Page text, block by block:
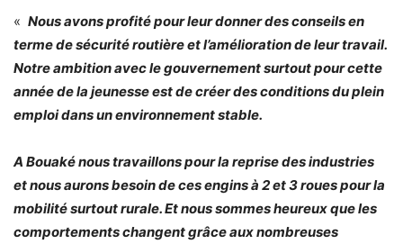
« Nous avons profité pour leur donner des conseils en
terme de sécurité routière et l’amélioration de leur travail.
Notre ambition avec le gouvernement surtout pour cette
année de la jeunesse est de créer des conditions du plein
emploi dans un environnement stable.
A Bouaké nous travaillons pour la reprise des industries
et nous aurons besoin de ces engins à 2 et 3 roues pour la
mobilité surtout rurale. Et nous sommes heureux que les
comportements changent grâce aux nombreuses